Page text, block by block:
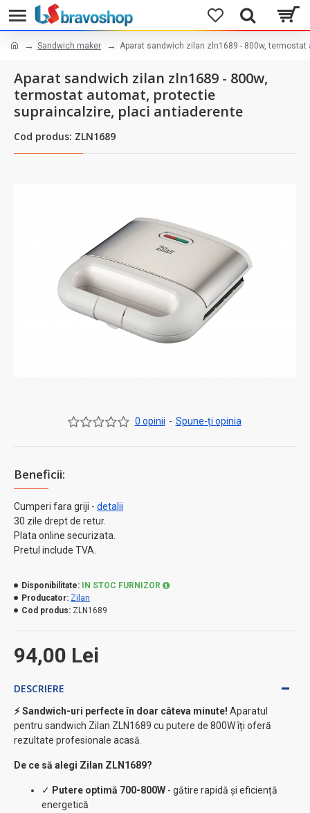
Sandwich maker Aparat sandwich zilan zln1689 - 800w,
Aparat sandwich zilan zln1689 - 800w,
termostat automat, protectie
supraincalzire, placi antiaderente
Cod produs: ZLN1689
Beneficii:
Cumperi fara griji - detalii
30 zile drept de retur.
Plata online securizata.
Pretul include TVA.
0 opinii - Spune-ţi opinia
94,00 Lei
Disponibilitate:
IN STOC FURNIZOR
Producator: Zilan
Cod produs: ZLN1689
DESCRIERE
⚡ Sandwich-uri perfecte în doar câteva minute! Aparatul
pentru sandwich Zilan ZLN1689 cu putere de 800W îți oferă
rezultate profesionale acasă.
De ce să alegi Zilan ZLN1689?
✓ Putere optimă 700-800W - gătire rapidă și eficiență
energetică